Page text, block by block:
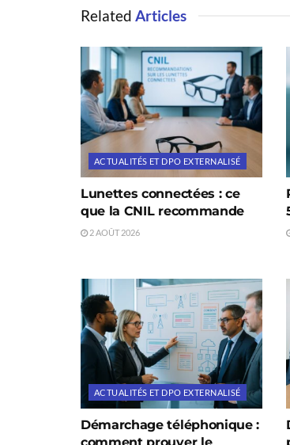
Related Articles
ACTUALITÉS ET DPO EXTERNALISÉ
Lunettes connectées : ce
que la CNIL recommande
2 AOÛT 2026
ACTUALITÉS ET DPO EXTERNALISÉ
Démarchage téléphonique :